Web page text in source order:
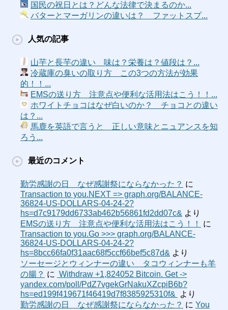
国民の祝日とは？どんな法律で決まるのか...
バターとマーガリンの違いは？ ファットスプ...
人気の記事
山芋と長芋の違い 味は？栄養は？値段は？...
冷蔵庫の臭いの取り方 この3つの方法が効果
的！！...
EMSの送り方 注意点や便利な活用法はこう！！...
ホワイトチョコはなぜ白いのか？ チョコとの違い
は？...
馬鹿を英語で言うと 正しい意味とニュアンスを知
ろう...
最近のコメント
勤労感謝の日 なぜ感謝祭にならなかった？ に
Transaction to you.NEXT => graph.org/BALANCE-
36824-US-DOLLARS-04-24-2?
hs=d7c9179dd6733ab462b56861fd2dd07c& より
EMSの送り方 注意点や便利な活用法はこう！！
に
Transaction to you.Go >>> graph.org/BALANCE-
36824-US-DOLLARS-04-24-2?
hs=8bcc66fa0f31aac68f5ccf66bef5c87d& より
ソーセージとウィンナーの違い タコウィンナーも羊
の腸？ に ‍ Withdraw +1,824052 Bitcoin. Get ->
yandex.com/poll/PdZ7vgekGrNakuXZcpiB6b?
hs=ed199f419671f46419d7f8385925310f& ‍
より
勤労感謝の日 なぜ感謝祭にならなかった？ に You